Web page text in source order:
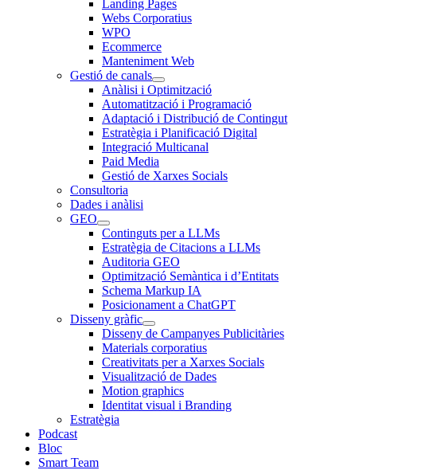
Landing Pages
Webs Corporatius
WPO
Ecommerce
Manteniment Web
Gestió de canals
Anàlisi i Optimització
Automatització i Programació
Adaptació i Distribució de Contingut
Estratègia i Planificació Digital
Integració Multicanal
Paid Media
Gestió de Xarxes Socials
Consultoria
Dades i anàlisi
GEO
Continguts per a LLMs
Estratègia de Citacions a LLMs
Auditoria GEO
Optimització Semàntica i d’Entitats
Schema Markup IA
Posicionament a ChatGPT
Disseny gràfic
Disseny de Campanyes Publicitàries
Materials corporatius
Creativitats per a Xarxes Socials
Visualització de Dades
Motion graphics
Identitat visual i Branding
Estratègia
Podcast
Bloc
Smart Team